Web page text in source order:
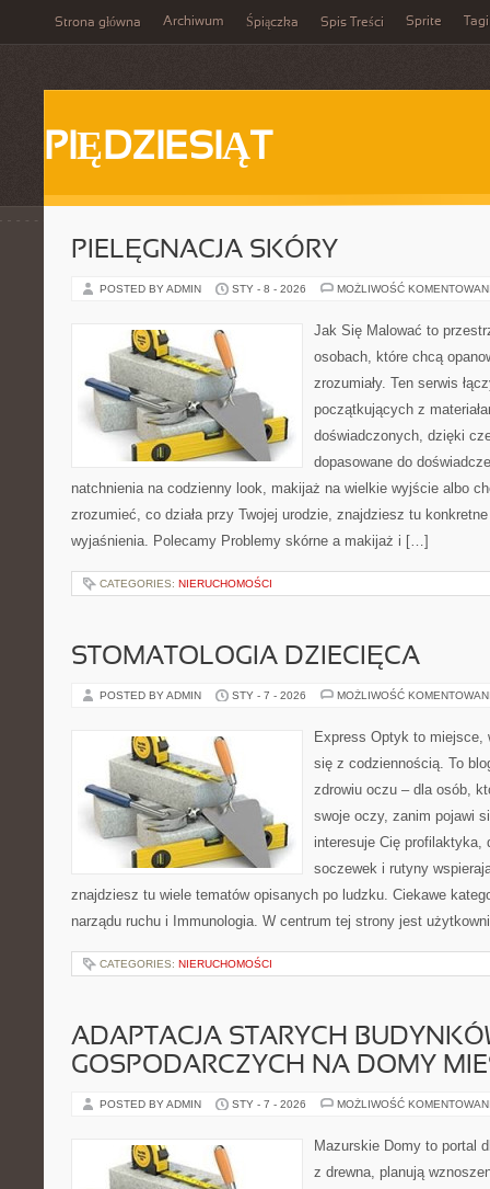
Strona główna Archiwum Śpiączka Spis Treści Sprite Tagi
PIĘDZIESIĄT
PIELĘGNACJA SKÓRY
POSTED BY ADMIN STY - 8 - 2026 MOŻLIWOŚĆ
Jak Się Malować to
osobach, które chcą
zrozumiały. Ten serwis
początkujących z
doświadczonych, dzięki
dopasowane do
natchnienia na codzienny look, makijaż na wielkie wyjście albo
zrozumieć, co działa przy Twojej urodzie, znajdziesz tu
wyjaśnienia. Polecamy Problemy skórne a makijaż i […]
CATEGORIES: NIERUCHOMOŚCI
STOMATOLOGIA DZIECIĘCA
POSTED BY ADMIN STY - 7 - 2026 MOŻLIWOŚĆ
Express Optyk to
się z codziennością. To
zdrowiu oczu – dla osób,
swoje oczy, zanim pojawi
interesuje Cię
soczewek i rutyny
znajdziesz tu wiele tematów opisanych po ludzku. Ciekawe
narządu ruchu i Immunologia. W centrum tej strony jest
CATEGORIES: NIERUCHOMOŚCI
ADAPTACJA STARYCH
GOSPODARCZYCH NA DOMY
POSTED BY ADMIN STY - 7 - 2026 MOŻLIWOŚĆ
Mazurskie Domy to portal
z drewna, planują